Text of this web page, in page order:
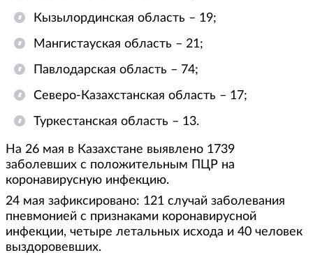
Кызылординская область – 19;
Мангистауская область – 21;
Павлодарская область – 74;
Северо-Казахстанская область – 17;
Туркестанская область – 13.
На 26 мая в Казахстане выявлено 1739
заболевших с положительным ПЦР на
коронавирусную инфекцию.
24 мая зафиксировано: 121 случай заболевания
пневмонией с признаками коронавирусной
инфекции, четыре летальных исхода и 40 человек
выздоровевших.